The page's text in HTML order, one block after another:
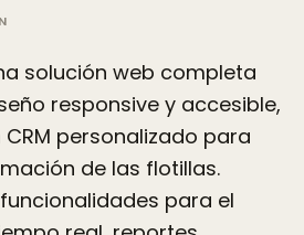
solución web completa
responsive y accesible,
personalizado para
de las flotillas.
para el